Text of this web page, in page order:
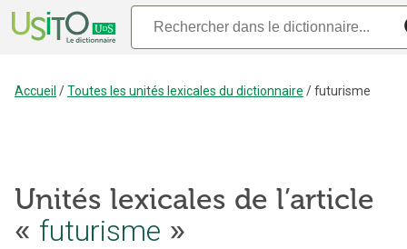
Accueil /Toutes les unités lexicales du dictionnaire /futurisme
Unités lexicales de l’article
« futurisme »